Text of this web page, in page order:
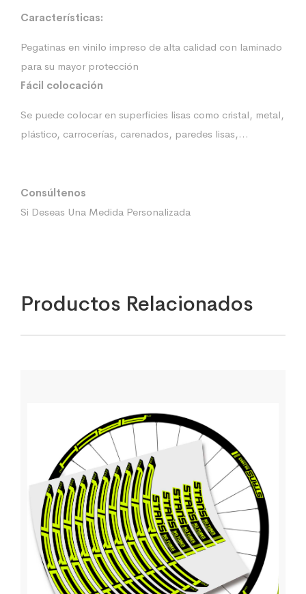
Características:
Pegatinas en vinilo impreso de alta calidad con laminado
para su mayor protección
Fácil colocación
Se puede colocar en superficies lisas como cristal, metal,
plástico, carrocerías, carenados, paredes lisas,…
Consúltenos
Si Deseas Una Medida Personalizada
Productos Relacionados